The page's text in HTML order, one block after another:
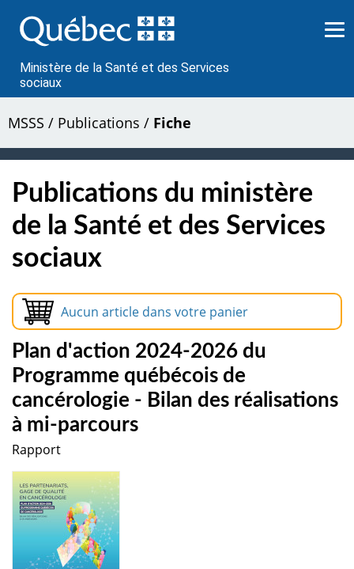
au
contenu
Ministère de la Santé et des Services
sociaux
MSSS / Publications / Fiche
Publications du ministère
de la Santé et des Services
sociaux
Aucun article dans votre panier
Plan d'action 2024-2026 du
Programme québécois de
cancérologie - Bilan des réalisations
à mi-parcours
Rapport